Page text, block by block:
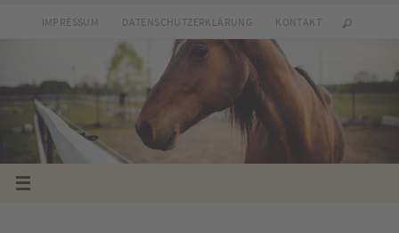
IMPRESSUM DATENSCHUTZERKLÄRUNG KONTAKT